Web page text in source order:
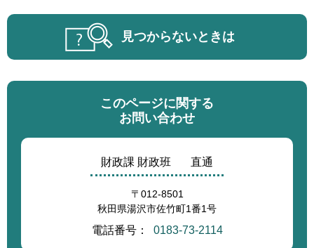
見つからないときは
このページに関する
お問い合わせ
財政課 財政班 直通
〒012-8501
秋田県湯沢市佐竹町1番1号
電話番号： 0183-73-2114